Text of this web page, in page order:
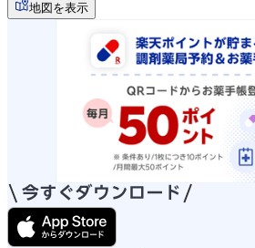
地図を表示